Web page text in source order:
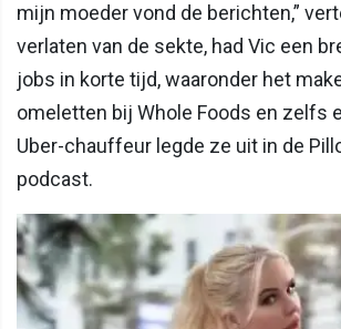
mijn moeder vond de berichten,”
verlaten van de sekte, had Vic een
jobs in korte tijd, waaronder het
omeletten bij Whole Foods en zelfs
Uber-chauffeur legde ze uit in de
podcast.